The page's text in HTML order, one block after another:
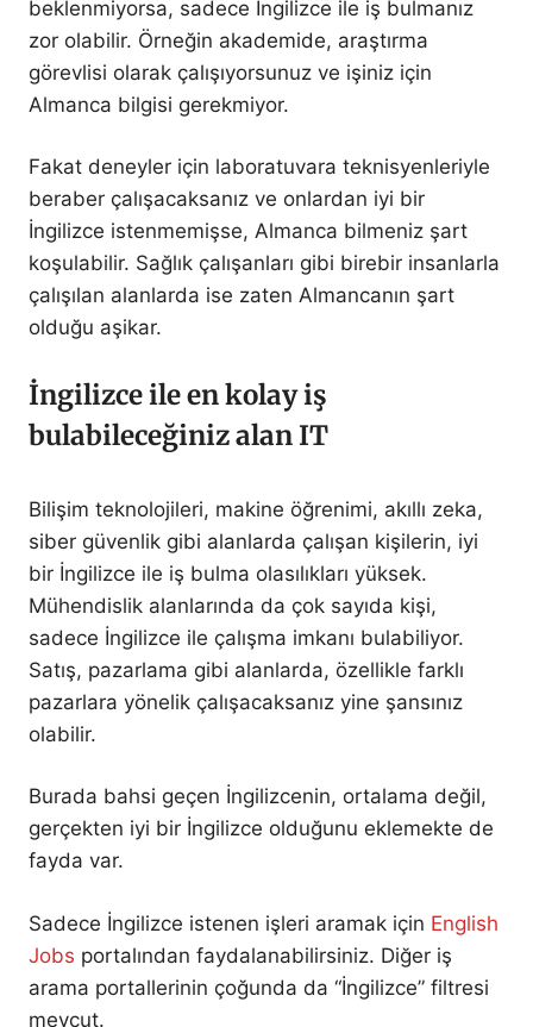
beklenmiyorsa, sadece İngilizce ile iş bulmanız
zor olabilir. Örneğin akademide, araştırma
görevlisi olarak çalışıyorsunuz ve işiniz için
Almanca bilgisi gerekmiyor.
Fakat deneyler için laboratuvara teknisyenleriyle
beraber çalışacaksanız ve onlardan iyi bir
İngilizce istenmemişse, Almanca bilmeniz şart
koşulabilir. Sağlık çalışanları gibi birebir insanlarla
çalışılan alanlarda ise zaten Almancanın şart
olduğu aşikar.
İngilizce ile en kolay iş
bulabileceğiniz alan IT
Bilişim teknolojileri, makine öğrenimi, akıllı zeka,
siber güvenlik gibi alanlarda çalışan kişilerin, iyi
bir İngilizce ile iş bulma olasılıkları yüksek.
Mühendislik alanlarında da çok sayıda kişi,
sadece İngilizce ile çalışma imkanı bulabiliyor.
Satış, pazarlama gibi alanlarda, özellikle farklı
pazarlara yönelik çalışacaksanız yine şansınız
olabilir.
Burada bahsi geçen İngilizcenin, ortalama değil,
gerçekten iyi bir İngilizce olduğunu eklemekte de
fayda var.
Sadece İngilizce istenen işleri aramak için English
Jobs portalından faydalanabilirsiniz. Diğer iş
arama portallerinin çoğunda da “İngilizce” filtresi
mevcut.